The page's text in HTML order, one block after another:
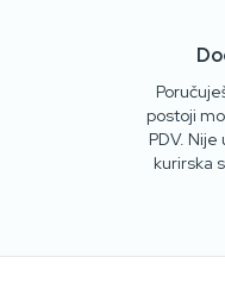
postoji
PDV.
kurirska